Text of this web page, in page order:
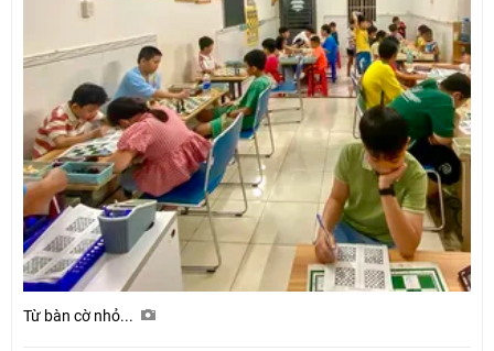
Từ bàn cờ nhỏ...